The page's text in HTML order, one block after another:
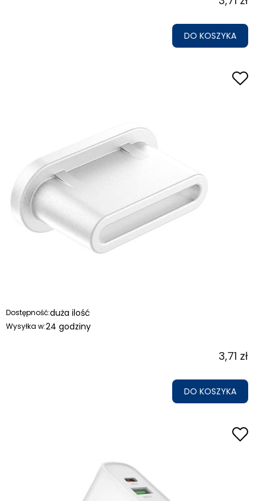
DO KOSZYKA
Dostępność:duża ilość
Wysyłka w:24 godziny
3,71 zł
DO KOSZYKA